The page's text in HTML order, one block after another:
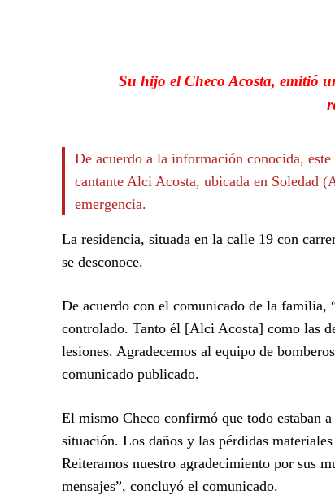
Su hijo el Checo Acosta, emitió
De acuerdo a la información conocida,
cantante Alci Acosta, ubicada en Soledad
emergencia.
La residencia, situada en la calle 19 con
se desconoce.
De acuerdo con el comunicado de la familia,
controlado. Tanto él [Alci Acosta] como las
lesiones. Agradecemos al equipo de
comunicado publicado.
El mismo Checo confirmó que todo estaban
situación. Los daños y las pérdidas
Reiteramos nuestro agradecimiento por sus
mensajes”, concluyó el comunicado.